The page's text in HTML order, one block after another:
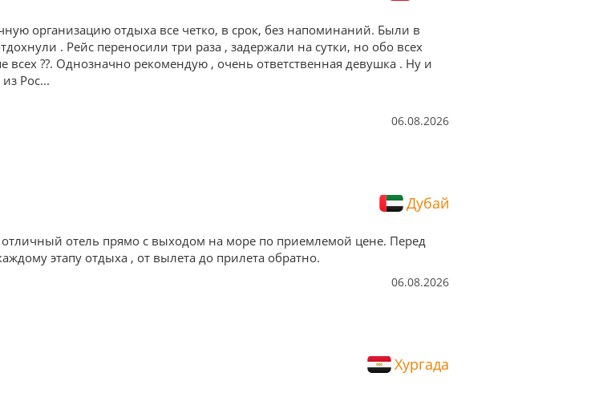
организацию отдыха все четко, в срок, без напоминаний. Были в
. Рейс переносили три раза , задержали на сутки, но обо всех
??. Однозначно рекомендую , очень ответственная девушка . Ну и
Рос...
06.08.2026
Дубай
отель прямо с выходом на море по приемлемой цене. Перед
этапу отдыха , от вылета до прилета обратно.
06.08.2026
Хургада